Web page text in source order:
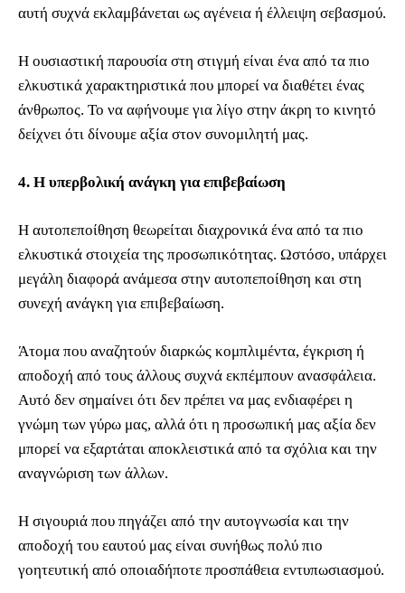
αυτή συχνά εκλαμβάνεται ως αγένεια ή έλλειψη σεβασμού.
Η ουσιαστική παρουσία στη στιγμή είναι ένα από τα πιο
ελκυστικά χαρακτηριστικά που μπορεί να διαθέτει ένας
άνθρωπος. Το να αφήνουμε για λίγο στην άκρη το κινητό
δείχνει ότι δίνουμε αξία στον συνομιλητή μας.
4. Η υπερβολική ανάγκη για επιβεβαίωση
Η αυτοπεποίθηση θεωρείται διαχρονικά ένα από τα πιο
ελκυστικά στοιχεία της προσωπικότητας. Ωστόσο, υπάρχει
μεγάλη διαφορά ανάμεσα στην αυτοπεποίθηση και στη
συνεχή ανάγκη για επιβεβαίωση.
Άτομα που αναζητούν διαρκώς κομπλιμέντα, έγκριση ή
αποδοχή από τους άλλους συχνά εκπέμπουν ανασφάλεια.
Αυτό δεν σημαίνει ότι δεν πρέπει να μας ενδιαφέρει η
γνώμη των γύρω μας, αλλά ότι η προσωπική μας αξία δεν
μπορεί να εξαρτάται αποκλειστικά από τα σχόλια και την
αναγνώριση των άλλων.
Η σιγουριά που πηγάζει από την αυτογνωσία και την
αποδοχή του εαυτού μας είναι συνήθως πολύ πιο
γοητευτική από οποιαδήποτε προσπάθεια εντυπωσιασμού.